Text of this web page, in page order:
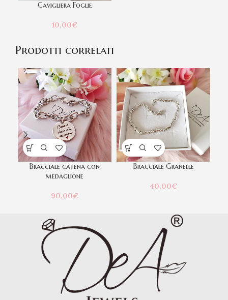
Cavigliera Foglie
10,00€
Prodotti correlati
Bracciale catena con
medaglione
90,00€
Bracciale Granelle
40,00€